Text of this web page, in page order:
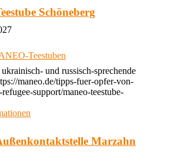
Schöneberg
Teestuben
und russisch-sprechende
maneo.de/tipps-fuer-opfer-von-
support/maneo-teestube-
Marzahn